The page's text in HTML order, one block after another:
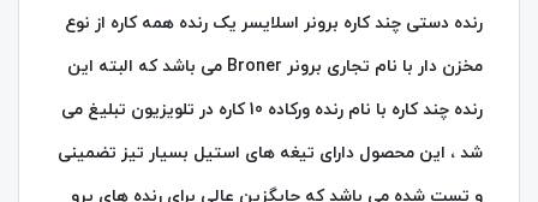
رنده دستی چند کاره برونر اسلایسر یک رنده همه کاره از نوع
مخزن دار با نام تجاری برونر Broner می باشد که البته این
رنده چند کاره با نام رنده ورکاده 10 کاره در تلویزیون تبلیغ می
شد ، این محصول دارای تیغه های استیل بسیار تیز تضمینی
و تست شده می باشد که جایگزین عالی برای رنده های پرو